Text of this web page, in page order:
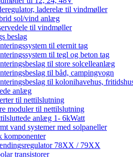
laderelæ til vindmøller
sol/vind anlæg
til vindmøller
beslag
til eternit tag
til tegl og beton tag
til store solcelleanlæg
til båd, campingvogn
til kolonihavehus,
anlæg
til nettilslutning
moduler til nettilslutning
anlæg 1- 6kWatt
vand systemer med solpaneller
komponenter
78XX / 79XX
transistorer